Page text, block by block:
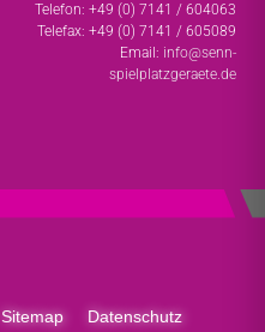
Telefon: +49 (0) 7141 / 604063
Telefax: +49 (0) 7141 / 605089
Email: info@senn-
spielplatzgeraete.de
Sitemap Datenschutz